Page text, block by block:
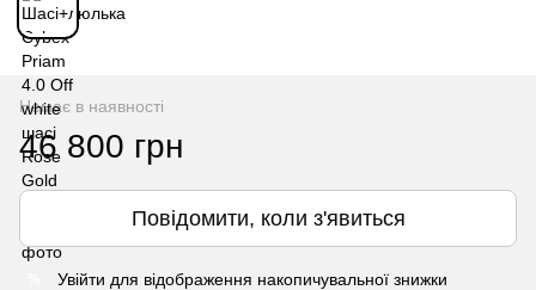
Немає в наявності
46 800 грн
Повідомити, коли з'явиться
Увійти для відображення накопичувальної знижки